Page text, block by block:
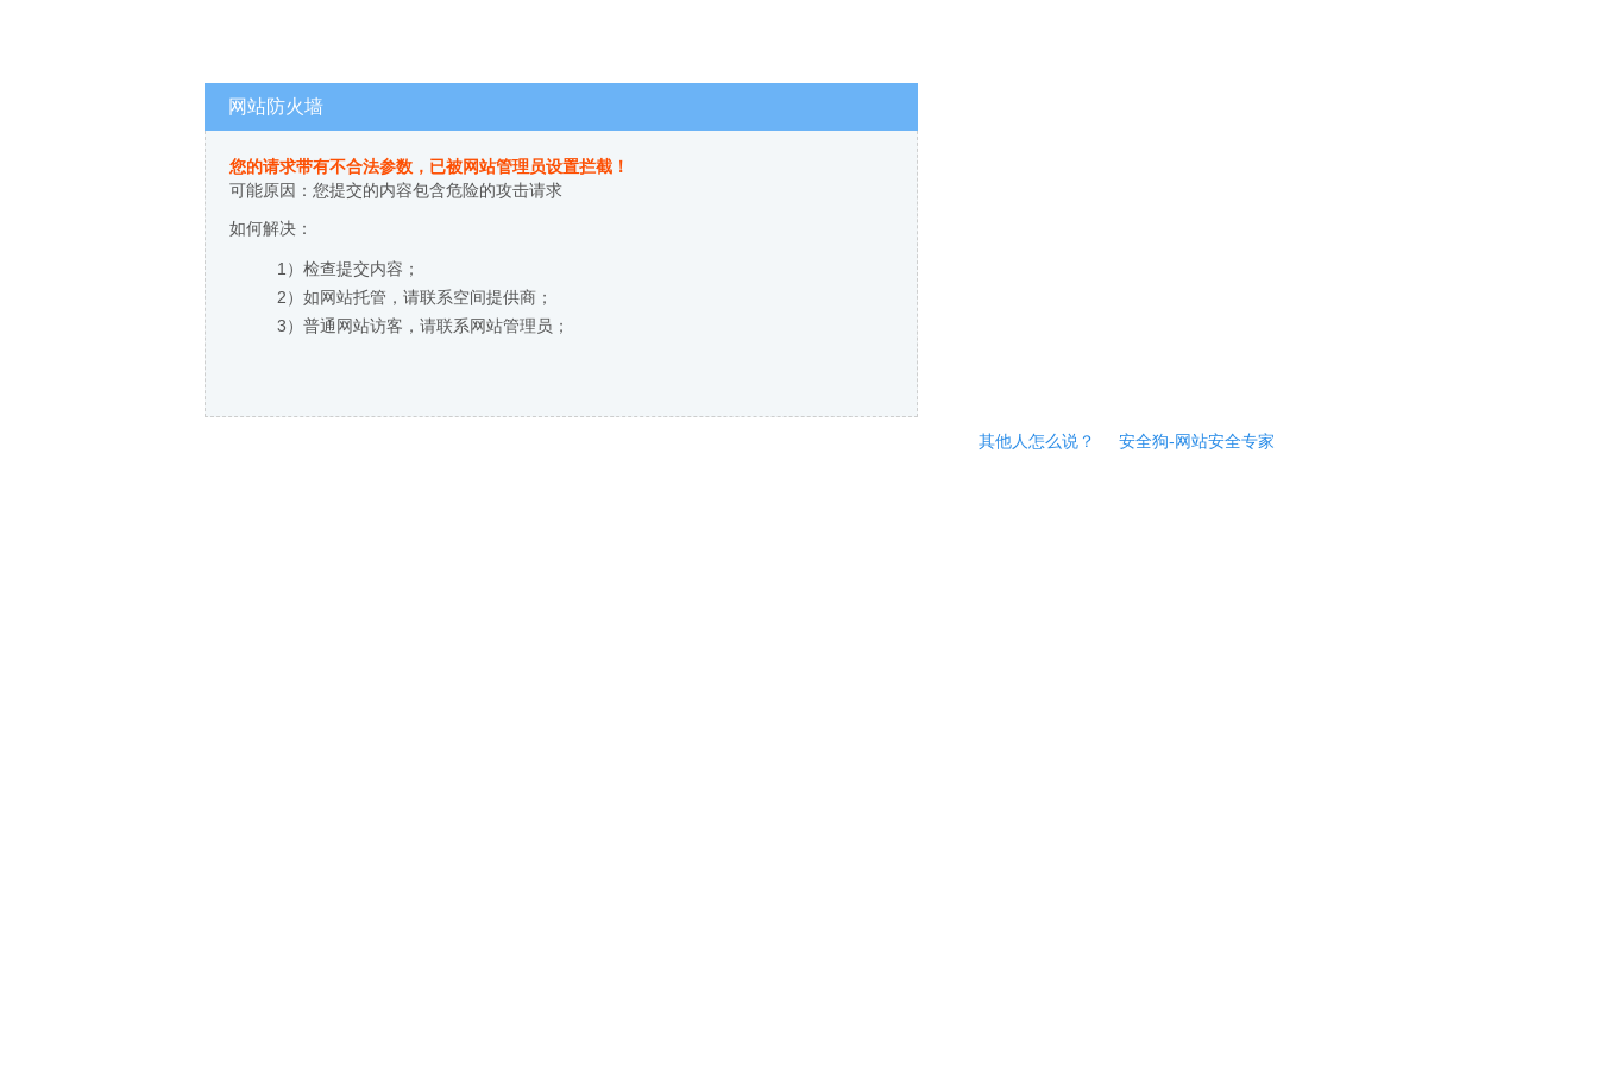
网站防火墙
您的请求带有不合法参数，已被网站管理员设置拦截！
可能原因：您提交的内容包含危险的攻击请求
如何解决：
1）检查提交内容；
2）如网站托管，请联系空间提供商；
3）普通网站访客，请联系网站管理员；
其他人怎么说？ 安全狗-网站安全专家